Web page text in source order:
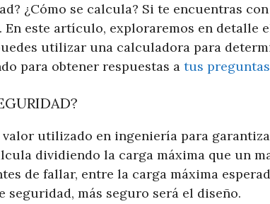
¿Cómo se calcula? Si te encuentras
este artículo, exploraremos en detalle
utilizar una calculadora para
para obtener respuestas a tus
utilizado en ingeniería para
dividiendo la carga máxima que un
de fallar, entre la carga máxima
seguridad, más seguro será el diseño.